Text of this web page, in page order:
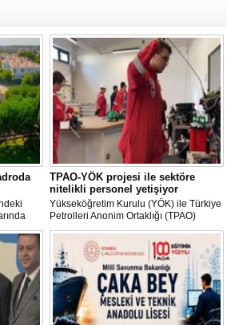
43
TPAO-YÖK projesi ile sektöre
nitelikli personel yetişiyor
Yükseköğretim Kurulu (YÖK) ile Türkiye
Petrolleri Anonim Ortaklığı (TPAO)
arasında imzalanan protokolle hayata
geçirilen "Açık Deniz Teknolojisi"
programları sektöre nitelikli personel
yetiştiriyor.